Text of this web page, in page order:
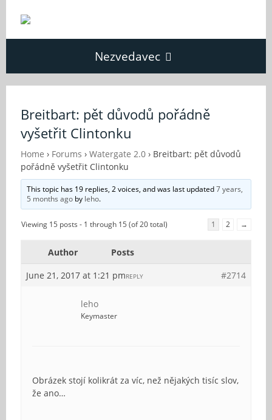
Nezvedavec
Fórum
O Nezvědavci
Kontakt
Breitbart: pět důvodů pořádně
vyšetřit Clintonku
Home › Forums › Watergate 2.0 › Breitbart: pět důvodů
pořádně vyšetřit Clintonku
This topic has 19 replies, 2 voices, and was last updated7 years,
5 months ago by leho.
Viewing 15 posts - 1 through 15 (of 20 total) 1 2 →
Author
Posts
June 21, 2017 at 1:21 pm
#2714
REPLY
leho
Keymaster
Obrázek stojí kolikrát za víc, než nějakých tisíc slov,
že ano…